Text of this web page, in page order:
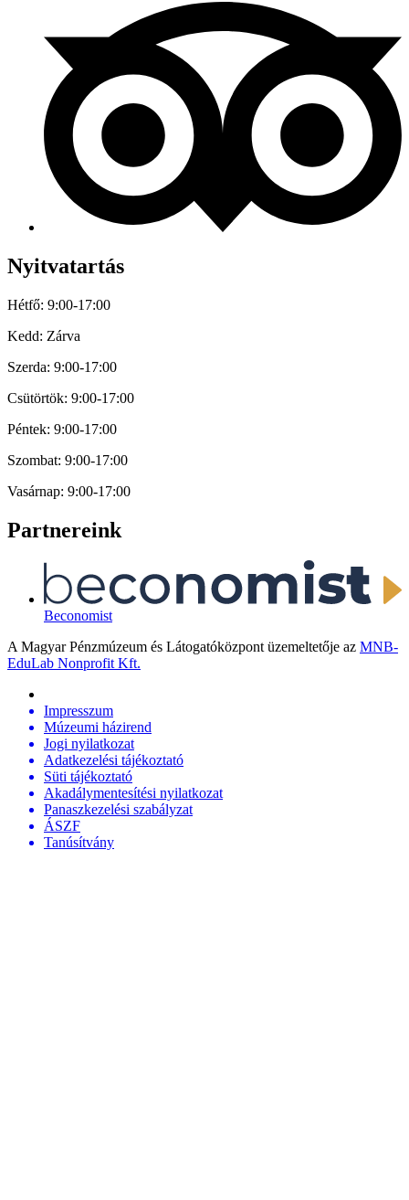
Nyitvatartás
Hétfő: 9:00-17:00
Kedd: Zárva
Szerda: 9:00-17:00
Csütörtök: 9:00-17:00
Péntek: 9:00-17:00
Szombat: 9:00-17:00
Vasárnap: 9:00-17:00
Partnereink
Beconomist
A Magyar Pénzmúzeum és Látogatóközpont üzemeltetője az MNB-
EduLab Nonprofit Kft.
Impresszum
Múzeumi házirend
Jogi nyilatkozat
Adatkezelési tájékoztató
Süti tájékoztató
Akadálymentesítési nyilatkozat
Panaszkezelési szabályzat
ÁSZF
Tanúsítvány